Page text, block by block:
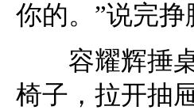
你的。”说完
容耀辉捶桌
椅子，拉开抽